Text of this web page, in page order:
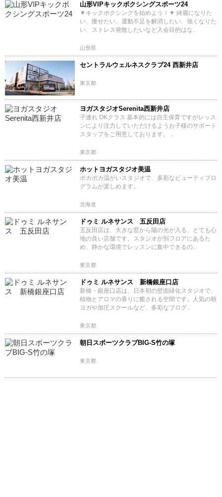
山形VIPキックボクシングスポーツ24
▼キックボクシングを始めよう！▼ 綺麗になりた
い、痩せたい、運動不足を解消したい、強くなりた
い、ストレス発散したいなど入会目的はな..
山形県
セントラルウェルネスクラブ24 西新井店
東京都
ヨガスタジオSerenita西新井店
子連れ OKクラス 基本的には自主保育ですがレッス
ンにより注力していただけるようお子様のサポート
スタッフをご用意しております。 ..
東京都
ホットヨガスタジオ美温
ポカポカ温かいスタジオで、多彩なビューティプロ
グラムが楽しめます。
北海道
ドゥミ ルネサンス 五反田店
五反田店は、大きな窓から陽の光が入る、とても心
地の良い店舗です。スタジオが別フロアにあるた
め、静かな環境でレッスンに集中できるの..
東京都
ドゥミ ルネサンス 新橋銀座口店
新橋・銀座口店は、日本初の壁面緑化スタジオで、
植物とアロマの香りに癒される空間です。人気の朝
ヨガや加圧スクールなど、多彩なプログ..
東京都
朝日スポーツクラブBIG-S竹の塚
東京都